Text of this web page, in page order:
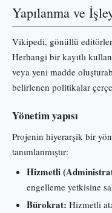
Yapılanma ve
Vikipedi, gönüllü
Herhangi bir kayıtlı
veya yeni madde
belirlenen politikalar
Yönetim yapısı
Projenin hiyerarşik bir
tanımlanmıştır:
Hizmetli
engelleme yetkisine
Bürokrat: Hizmetli